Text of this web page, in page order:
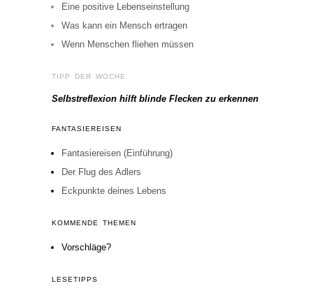
Eine positive Lebenseinstellung
Was kann ein Mensch ertragen
Wenn Menschen fliehen müssen
TIPP DER WOCHE
Selbstreflexion hilft blinde Flecken zu erkennen
FANTASIEREISEN
Fantasiereisen (Einführung)
Der Flug des Adlers
Eckpunkte deines Lebens
KOMMENDE THEMEN
Vorschläge?
LESETIPPS